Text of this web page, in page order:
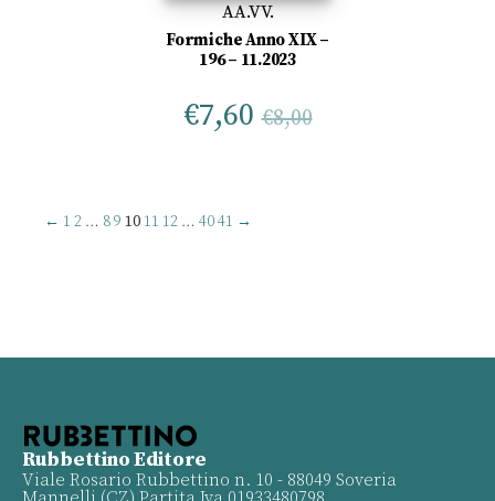
AA.VV.
Formiche Anno XIX –
196 – 11.2023
€7,60 €8,00
← 1 2 … 89 10 11 12 … 4041 →
Rubbettino Editore
Viale Rosario Rubbettino n. 10 - 88049 Soveria